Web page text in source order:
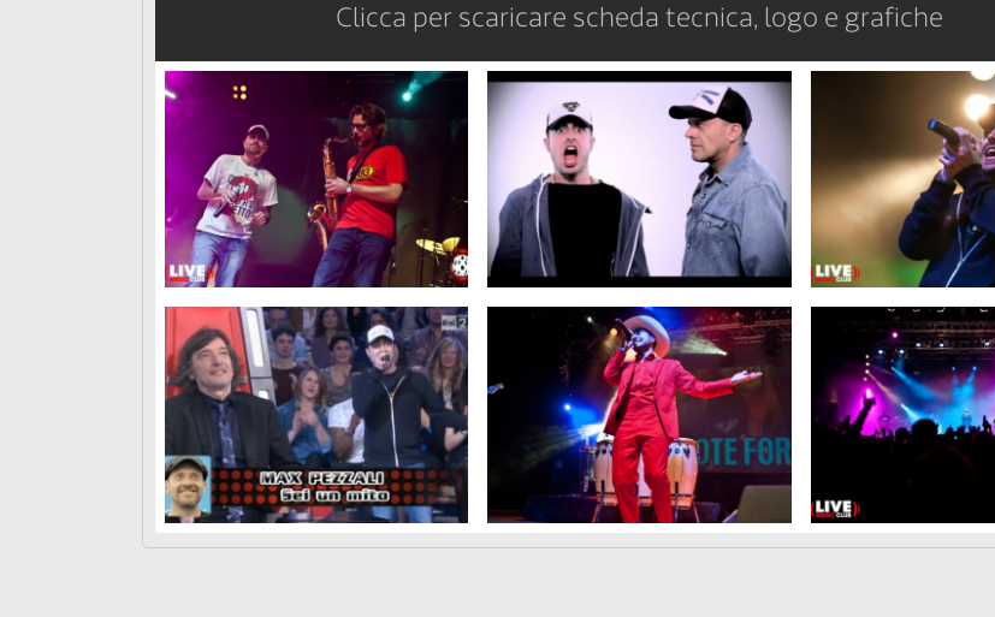
Clicca per scaricare scheda tecnica, logo e grafiche